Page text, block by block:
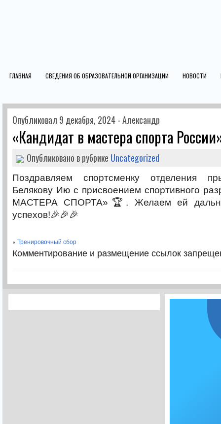
ГЛАВНАЯ СВЕДЕНИЯ ОБ ОБРАЗОВАТЕЛЬНОЙ ОРГАНИЗАЦИИ НОВОСТИ
Опубликовал 9 декабря, 2024 - Александр
«Кандидат в мастера спорта
Опубликовано в рубрике Uncategorized
Поздравляем спортсменку отделения
Белякову Ию с присвоением спортивного
МАСТЕРА СПОРТА»🏆. Желаем ей
успехов!🎉🎉🎉
« Тренировочный сбор
Комментирование и размещение ссылок